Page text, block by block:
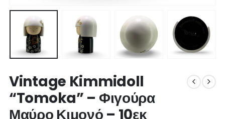
Vintage Kimmidoll
“Tomoka” – Φιγούρα
Μαύρο Κιμονό – 10εκ